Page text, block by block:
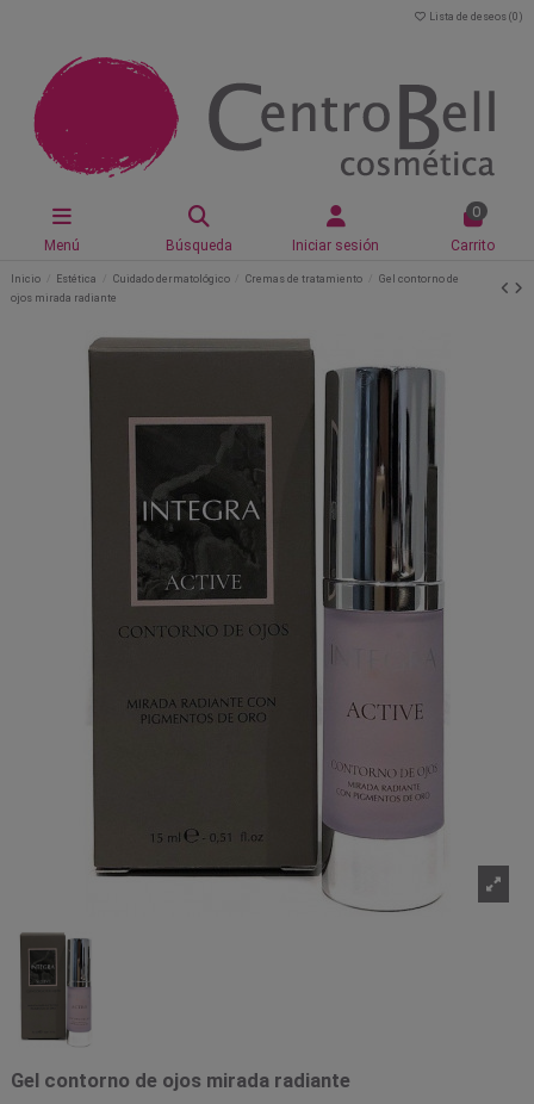
Lista de deseos (0 )
Menú Búsqueda Iniciar sesión
0
Carrito
Inicio Estética Cuidado dermatológico Cremas de tratamiento
Gel contorno de
ojos mirada radiante
Gel contorno de ojos mirada radiante